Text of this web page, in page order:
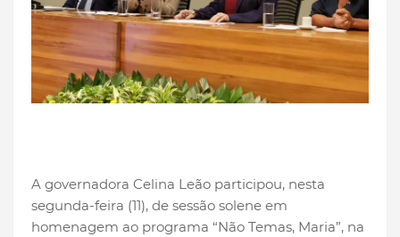
A governadora Celina Leão participou, nesta
segunda-feira (11), de sessão solene em
homenagem ao programa “Não Temas, Maria”, na